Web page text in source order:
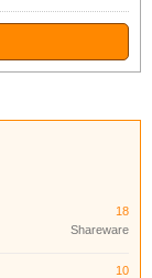
18
Shareware
10